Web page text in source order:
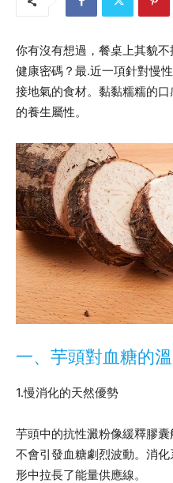
你有沒有想過，餐桌上其貌
健康密碼？最.近一項針對慢
接地氣的食材。黏黏糯糯的
的養生屬性。
一、芋頭對血糖的
1.慢消化的天然優勢
芋頭中的抗性澱粉像緩釋膠
不會引發血糖劇烈波動。消
形中拉長了能量供應線。